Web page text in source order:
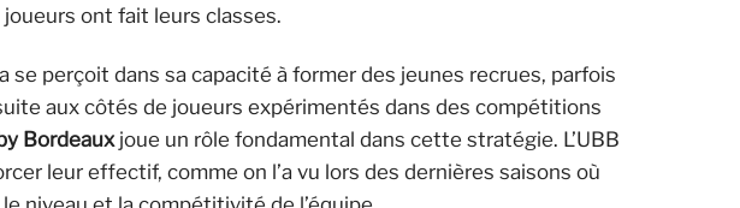
joueurs ont fait leurs classes.
perçoit dans sa capacité à former des jeunes recrues, parfois
aux côtés de joueurs expérimentés dans des compétitions
Bordeaux joue un rôle fondamental dans cette stratégie. L’UBB
leur effectif, comme on l’a vu lors des dernières saisons où